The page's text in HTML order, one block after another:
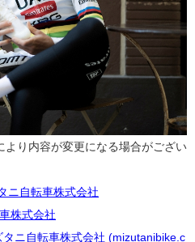
より内容が変更になる場合がござい
ニ自転車株式会社
株式会社
ニ自転車株式会社 (mizutanibike.c